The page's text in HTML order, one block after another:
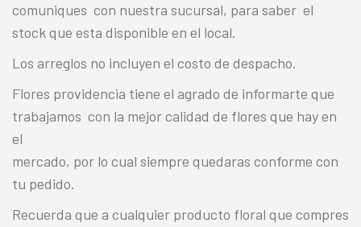
comuniques con nuestra sucursal, para saber el
stock que esta disponible en el local.
Los arreglos no incluyen el costo de despacho.
Flores providencia tiene el agrado de informarte que
trabajamos con la mejor calidad de flores que hay en
el
mercado, por lo cual siempre quedaras conforme con
tu pedido.
Recuerda que a cualquier producto floral que compres